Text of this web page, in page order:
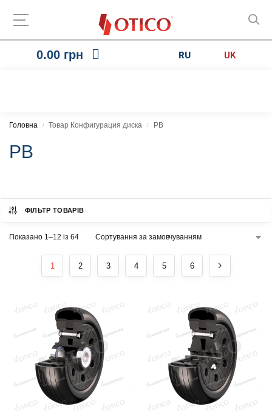
0.00 грн RU UK
Головна / Товар Конфигурация диска / PB
PB
ФІЛЬТР ТОВАРІВ
Показано 1–12 із 64
1 2 3 4 5 6